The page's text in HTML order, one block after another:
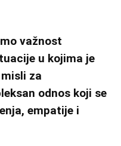
važnost
u kojima je
za
odnos koji se
empatije i